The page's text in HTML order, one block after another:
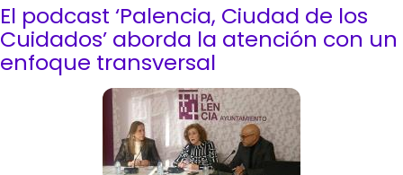
Planificación Ciudad
Areas municipales
El podcast ‘Palencia, Ciudad de los
Cuidados’ aborda la atención con un
enfoque transversal